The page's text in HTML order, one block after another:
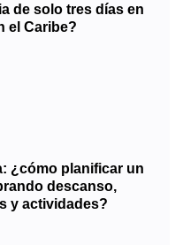
de solo tres días en
el Caribe?
¿cómo planificar un
descanso,
y actividades?